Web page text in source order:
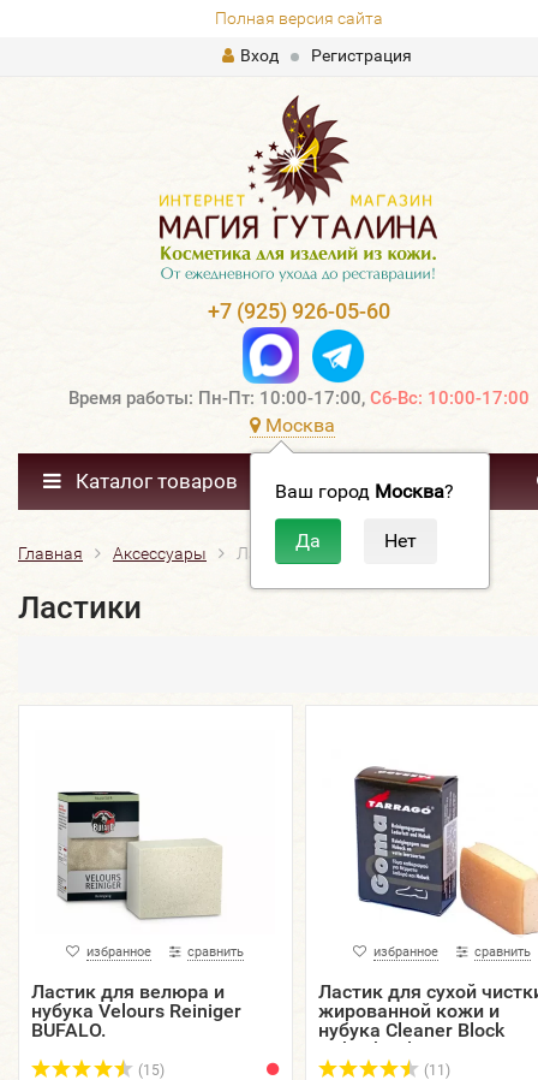
Полная версия сайта
Вход
Регистрация
+7 (925) 926-05-60
Время работы: Пн-Пт: 10:00-17:00, Сб-Вс: 10:00-17:00
Москва
Ваш город Москва?
Каталог товаров
Главная Аксессуары Ластики
Ластики
избранное сравнить
Ластик для велюра и
нубука Velours Reiniger
BUFALO.
(15)
избранное сравнить
Ластик для сухой
жированной кожи и
нубука Cleaner Block
Nubuck-Oil TARRAGO.
(11)